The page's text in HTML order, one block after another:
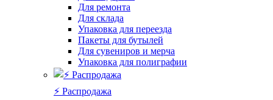
Для ремонта
Для склада
Упаковка для переезда
Пакеты для бутылей
Для сувениров и мерча
Упаковка для полиграфии
⚡️ Распродажа